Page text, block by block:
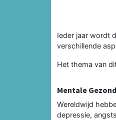
Ieder jaar wordt
verschillende
Het thema van
Mentale
Wereldwijd
depressie,